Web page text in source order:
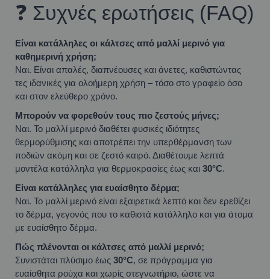
❓ Συχνές ερωτήσεις (FAQ)
Είναι κατάλληλες οι κάλτσες από μαλλί μερινό για
καθημερινή χρήση;
Ναι. Είναι απαλές, διαπνέουσες και άνετες, καθιστώντας
τες ιδανικές για ολοήμερη χρήση – τόσο στο γραφείο όσο
και στον ελεύθερο χρόνο.
Μπορούν να φορεθούν τους πιο ζεστούς μήνες;
Ναι. Το μαλλί μερινό διαθέτει φυσικές ιδιότητες
θερμορύθμισης και αποτρέπει την υπερθέρμανση των
ποδιών ακόμη και σε ζεστό καιρό. Διαθέτουμε λεπτά
μοντέλα κατάλληλα για θερμοκρασίες έως και 30°C.
Είναι κατάλληλες για ευαίσθητο δέρμα;
Ναι. Το μαλλί μερινό είναι εξαιρετικά λεπτό και δεν ερεθίζει
το δέρμα, γεγονός που το καθιστά κατάλληλο και για άτομα
με ευαίσθητο δέρμα.
Πώς πλένονται οι κάλτσες από μαλλί μερινό;
Συνιστάται πλύσιμο έως 30°C, σε πρόγραμμα για
ευαίσθητα ρούχα και χωρίς στεγνωτήριο, ώστε να